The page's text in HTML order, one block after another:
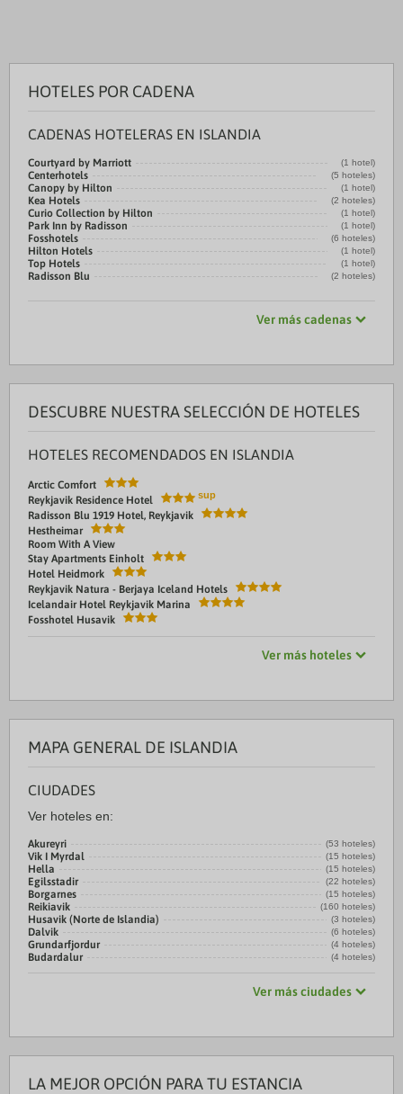
HOTELES POR CADENA
CADENAS HOTELERAS EN ISLANDIA
Courtyard by Marriott (1 hotel)
Centerhotels (5 hoteles)
Canopy by Hilton (1 hotel)
Kea Hotels (2 hoteles)
Curio Collection by Hilton (1 hotel)
Park Inn by Radisson (1 hotel)
Fosshotels (6 hoteles)
Hilton Hotels (1 hotel)
Top Hotels (1 hotel)
Radisson Blu (2 hoteles)
Ver más cadenas
DESCUBRE NUESTRA SELECCIÓN DE HOTELES
HOTELES RECOMENDADOS EN ISLANDIA
Arctic Comfort
Reykjavik Residence Hotel
Radisson Blu 1919 Hotel, Reykjavik
Hestheimar
Room With A View
Stay Apartments Einholt
Hotel Heidmork
Reykjavik Natura - Berjaya Iceland Hotels
Icelandair Hotel Reykjavik Marina
Fosshotel Husavik
Ver más hoteles
MAPA GENERAL DE ISLANDIA
CIUDADES
Ver hoteles en:
Akureyri (53 hoteles)
Vik I Myrdal (15 hoteles)
Hella (15 hoteles)
Egilsstadir (22 hoteles)
Borgarnes (15 hoteles)
Reikiavik (160 hoteles)
Husavik (Norte de Islandia) (3 hoteles)
Dalvik (6 hoteles)
Grundarfjordur (4 hoteles)
Budardalur (4 hoteles)
Ver más ciudades
LA MEJOR OPCIÓN PARA TU ESTANCIA